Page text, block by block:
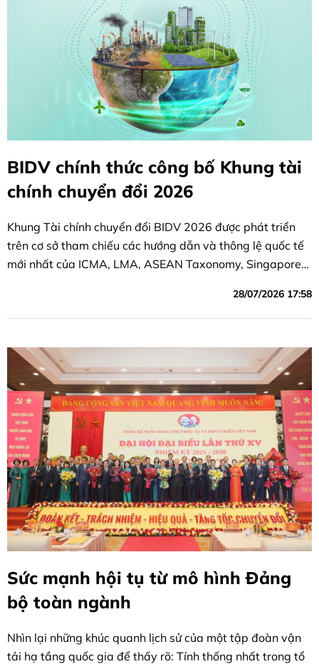
BIDV chính thức công bố Khung tài
chính chuyển đổi 2026
Khung Tài chính chuyển đổi BIDV 2026 được phát triển
trên cơ sở tham chiếu các hướng dẫn và thông lệ quốc tế
mới nhất của ICMA, LMA, ASEAN Taxonomy, Singapore-
28/07/2026 17:58
Sức mạnh hội tụ từ mô hình Đảng
bộ toàn ngành
Nhìn lại những khúc quanh lịch sử của một tập đoàn vận
tải hạ tầng quốc gia để thấy rõ: Tính thống nhất trong tổ